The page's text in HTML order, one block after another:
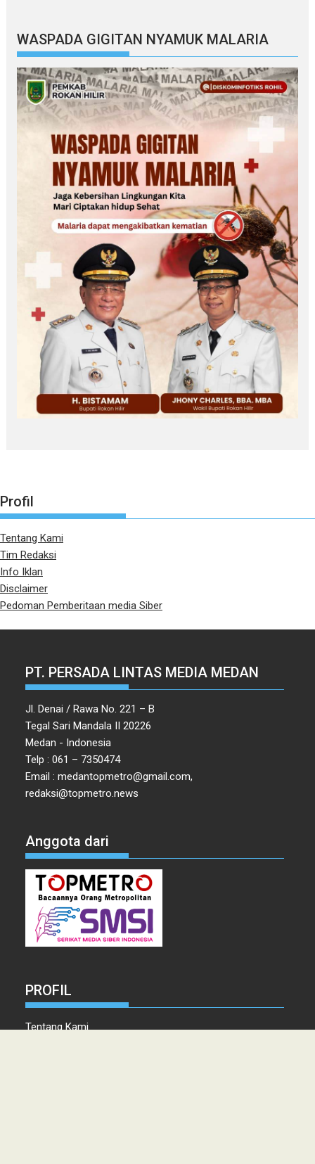
WASPADA GIGITAN NYAMUK MALARIA
Profil
Tentang Kami
Tim Redaksi
Info Iklan
Disclaimer
Pedoman Pemberitaan media Siber
PT. PERSADA LINTAS MEDIA MEDAN
Jl. Denai / Rawa No. 221 – B
Tegal Sari Mandala II 20226
Medan - Indonesia
Telp : 061 – 7350474
Email : medantopmetro@gmail.com,
redaksi@topmetro.news
Anggota dari
PROFIL
Tentang Kami